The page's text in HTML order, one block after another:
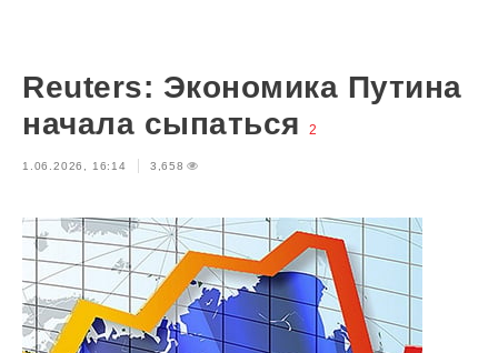
Reuters: Экономика Путина
начала сыпаться
2
1.06.2026, 16:14 3,658